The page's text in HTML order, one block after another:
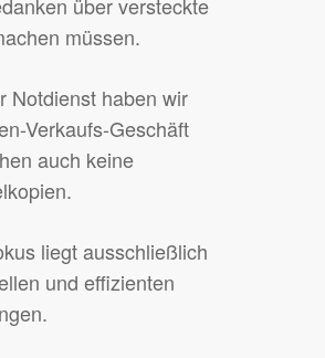
über versteckte
müssen.
Notdienst haben wir
Verkaufs-Geschäft
auch keine
liegt ausschließlich
und effizienten